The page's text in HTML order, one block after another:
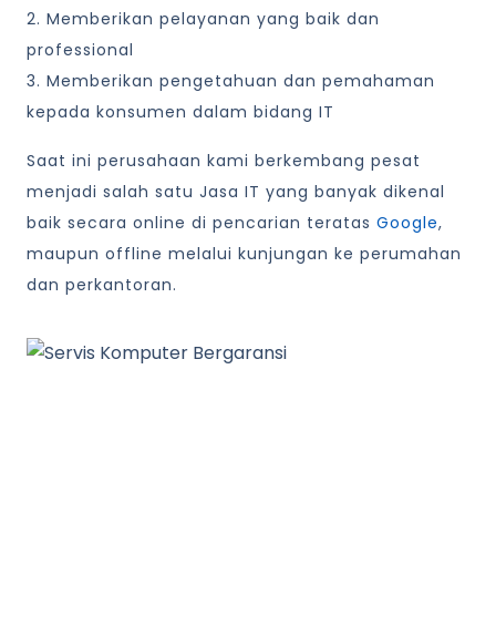
2. Memberikan pelayanan yang baik dan
professional
3. Memberikan pengetahuan dan pemahaman
kepada konsumen dalam bidang IT
Saat ini perusahaan kami berkembang pesat
menjadi salah satu Jasa IT yang banyak dikenal
baik secara online di pencarian teratas Google,
maupun offline melalui kunjungan ke perumahan
dan perkantoran.